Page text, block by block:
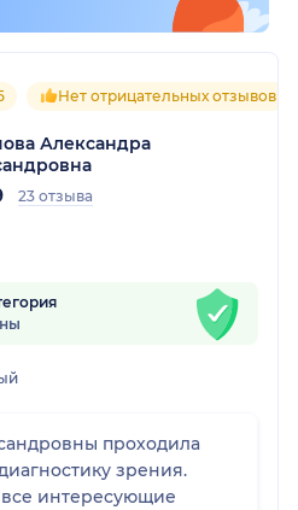
Нет отрицательных отзывов
Александра
23 отзыва
проходила
зрения.
интересующие